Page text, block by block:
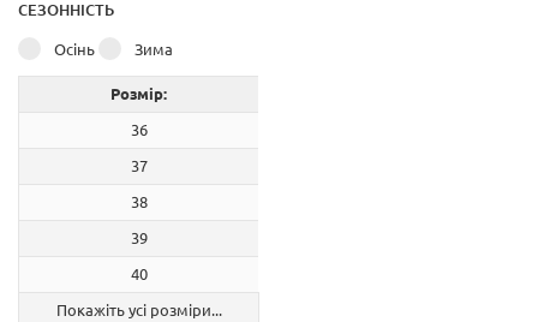
СЕЗОННІСТЬ
Осінь Зима
Розмір:
36
37
38
39
40
Покажіть усі розміри...